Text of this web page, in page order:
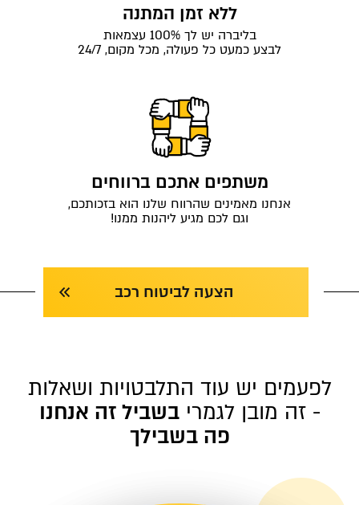
ללא זמן המתנה
בליברה יש לך 100% עצמאות
לבצע כמעט כל פעולה, מכל מקום, 24/7
משתפים אתכם ברווחים
אנחנו מאמינים שהרווח שלנו הוא בזכותכם,
וגם לכם מגיע ליהנות ממנו!
הצעה לביטוח רכב
לפעמים יש עוד התלבטויות ושאלות
- זה מובן לגמרי בשביל זה אנחנו
פה בשבילך